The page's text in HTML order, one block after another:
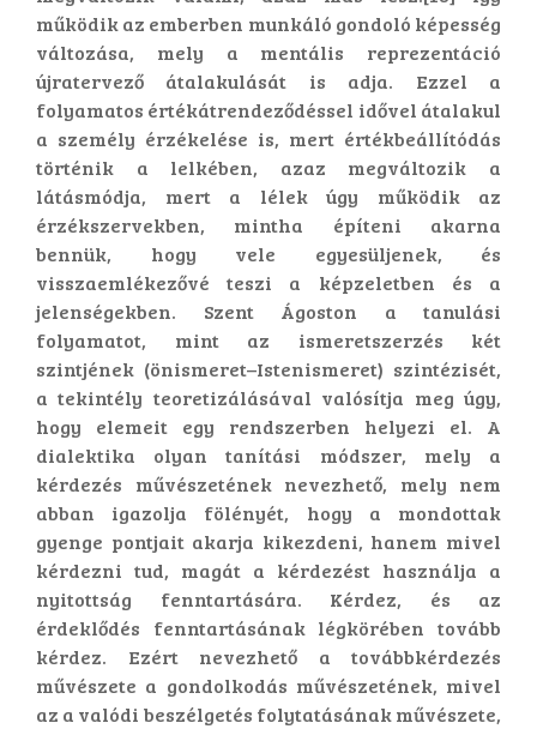
működik az emberben munkáló gondoló képesség
változása, mely a mentális reprezentáció
újratervező átalakulását is adja. Ezzel a
folyamatos értékátrendeződéssel idővel átalakul
a személy érzékelése is, mert értékbeállítódás
történik a lelkében, azaz megváltozik a
látásmódja, mert a lélek úgy működik az
érzékszervekben, mintha építeni akarna
bennük, hogy vele egyesüljenek, és
visszaemlékezővé teszi a képzeletben és a
jelenségekben. Szent Ágoston a tanulási
folyamatot, mint az ismeretszerzés két
szintjének (önismeret–Istenismeret) szintézisét,
a tekintély teoretizálásával valósítja meg úgy,
hogy elemeit egy rendszerben helyezi el. A
dialektika olyan tanítási módszer, mely a
kérdezés művészetének nevezhető, mely nem
abban igazolja fölényét, hogy a mondottak
gyenge pontjait akarja kikezdeni, hanem mivel
kérdezni tud, magát a kérdezést használja a
nyitottság fenntartására. Kérdez, és az
érdeklődés fenntartásának légkörében tovább
kérdez. Ezért nevezhető a továbbkérdezés
művészete a gondolkodás művészetének, mivel
az a valódi beszélgetés folytatásának művészete,